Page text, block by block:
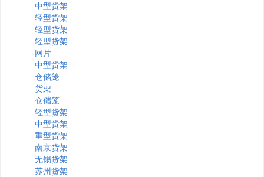
中型货架
轻型货架
轻型货架
轻型货架
网片
中型货架
仓储笼
货架
仓储笼
轻型货架
中型货架
重型货架
南京货架
无锡货架
苏州货架